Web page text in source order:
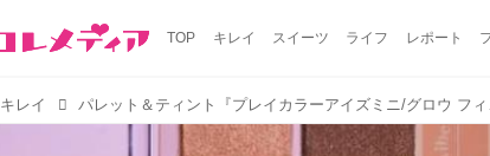
TOP キレイ スイーツ ライフ レポート
キレイ パレッ